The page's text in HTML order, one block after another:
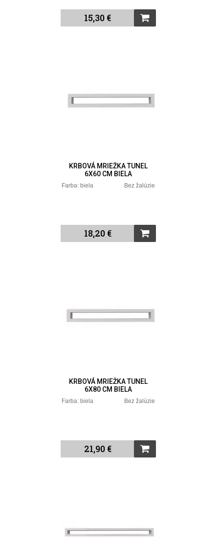
15,30 €
KRBOVÁ MRIEŽKA TUNEL
6X60 CM BIELA
Farba: biela Bez žalúzie
18,20 €
KRBOVÁ MRIEŽKA TUNEL
6X80 CM BIELA
Farba: biela Bez žalúzie
21,90 €